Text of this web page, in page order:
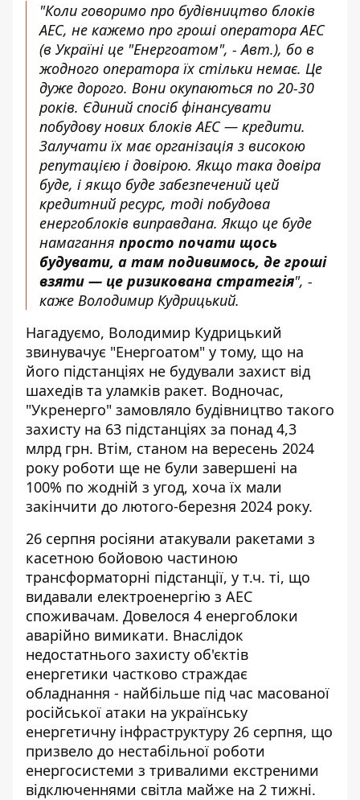
"Коли говоримо про будівництво блоків
АЕС, не кажемо про гроші оператора АЕС
(в Україні це "Енергоатом", - Авт.), бо в
жодного оператора їх стільки немає. Це
дуже дорого. Вони окупаються по 20-30
років. Єдиний спосіб фінансувати
побудову нових блоків АЕС — кредити.
Залучати їх має організація з високою
репутацією і довірою. Якщо така довіра
буде, і якщо буде забезпечений цей
кредитний ресурс, тоді побудова
енергоблоків виправдана. Якщо це буде
намагання просто почати щось
будувати, а там подивимось, де гроші
взяти — це ризикована стратегія", -
каже Володимир Кудрицький.
Нагадуємо, Володимир Кудрицький
звинувачує "Енергоатом" у тому, що на
його підстанціях не будували захист від
шахедів та уламків ракет. Водночас,
"Укренерго" замовляло будівництво такого
захисту на 63 підстанціях за понад 4,3
млрд грн. Втім, станом на вересень 2024
року роботи ще не були завершені на
100% по жодній з угод, хоча їх мали
закінчити до лютого-березня 2024 року.
26 серпня росіяни атакували ракетами з
касетною бойовою частиною
трансформаторні підстанції, у т.ч. ті, що
видавали електроенергію з АЕС
споживачам. Довелося 4 енергоблоки
аварійно вимикати. Внаслідок
недостатнього захисту об'єктів
енергетики частково страждає
обладнання - найбільше під час масованої
російської атаки на українську
енергетичну інфраструктуру 26 серпня, що
призвело до нестабільної роботи
енергосистеми з тривалими екстреними
відключеннями світла майже на 2 тижні.